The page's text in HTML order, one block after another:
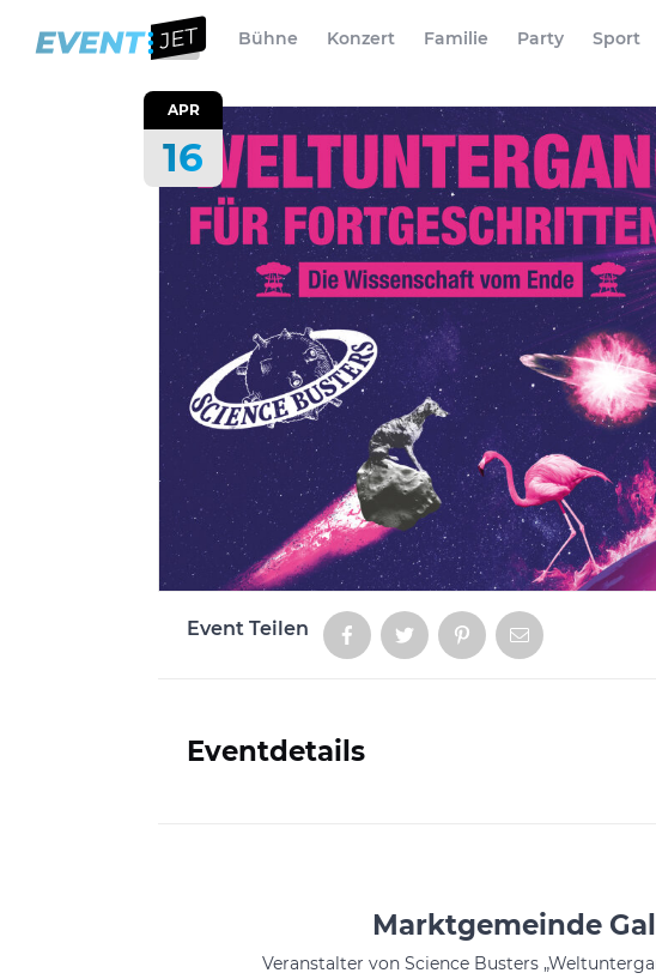
Bühne Konzert Familie Party Sport
APR
16
Event Teilen
Eventdetails
Marktgemeinde
Veranstalter von Science Busters